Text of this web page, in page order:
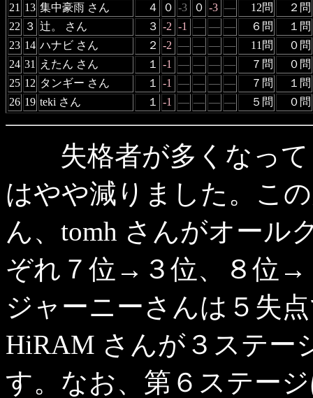
21 13 集中豪雨 さん ４ ０ -3 ０ -3 ― 12問
２問
22
３ 辻。 さん ３ -2 -1 ― ― ― ６問
１問
23 14 ハナビ さん ２ -2 ― ― ― ― 11問
０問
24 31 えたん さん １ -1 ― ― ― ― ７問
０問
25 12 タンギー さん １ -1 ― ― ― ― ７問
１問
26 19 teki さん １ -1 ― ― ― ― ５問 ０問
失格者が多くなって
はやや減りました。こ
ん、tomh さんがオール
ぞれ７位→３位、８位→
ジャーニーさんは５失
HiRAM さんが３ステー
す。なお、第６ステー